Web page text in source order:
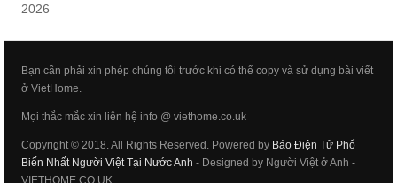
2026
Bạn cần phải xin phép chúng tôi trước khi có thể copy và sử dụng bài viết
ở VietHome.
Mọi thắc mắc xin liên hệ info @ viethome.co.uk
Copyright © 2018. All Rights Reserved. Powered by Báo Điện Tử Phổ
Biến Nhất Người Việt Tại Nước Anh - Designed by Người Việt ở Anh -
VIETHOME.CO.UK.